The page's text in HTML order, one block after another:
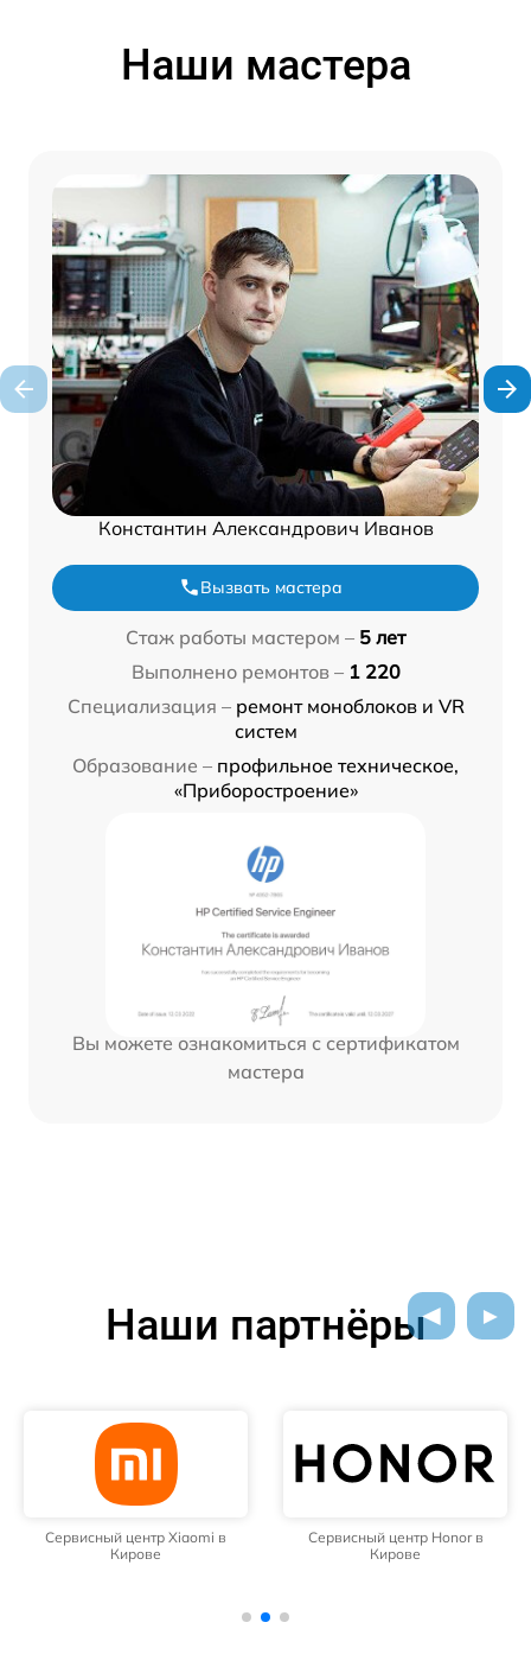
Наши мастера
Константин Александрович Иванов
Вызвать мастера
Стаж работы мастером – 5 лет
Выполнено ремонтов – 1 220
Специализация – ремонт моноблоков и VR
систем
Образование – профильное техническое,
«Приборостроение»
Вы можете ознакомиться с сертификатом
мастера
Наши партнёры
Сервисный центр Xiaomi в
Кирове
Сервисный центр Honor в
Кирове